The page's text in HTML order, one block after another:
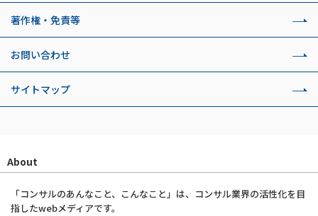
著作権・免責等
お問い合わせ
サイトマップ
About
「コンサルのあんなこと、こんなこと」は、コンサル業界の活性化を目
指したwebメディアです。